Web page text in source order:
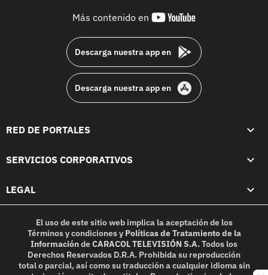
Más contenido en
youtube-
Descarga nuestra app en
Descarga nuestra app en
RED DE PORTALES
SERVICIOS CORPORATIVOS
LEGAL
El uso de este sitio web implica la aceptación de los
Términos y condicionesy Políticas de Tratamiento de la
InformacióndeCARACOL TELEVISIÓN S.A.Todos los
Derechos Reservados D.R.A. Prohibida su reproducción
total o parcial, así como su traducción a cualquier idioma sin